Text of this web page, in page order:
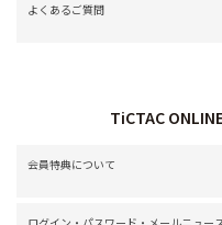
よくあるご質問
TiCTAC
会員特典について